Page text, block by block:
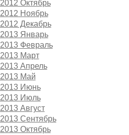
2012 Октябрь
2012 Ноябрь
2012 Декабрь
2013 Январь
2013 Февраль
2013 Март
2013 Апрель
2013 Май
2013 Июнь
2013 Июль
2013 Август
2013 Сентябрь
2013 Октябрь